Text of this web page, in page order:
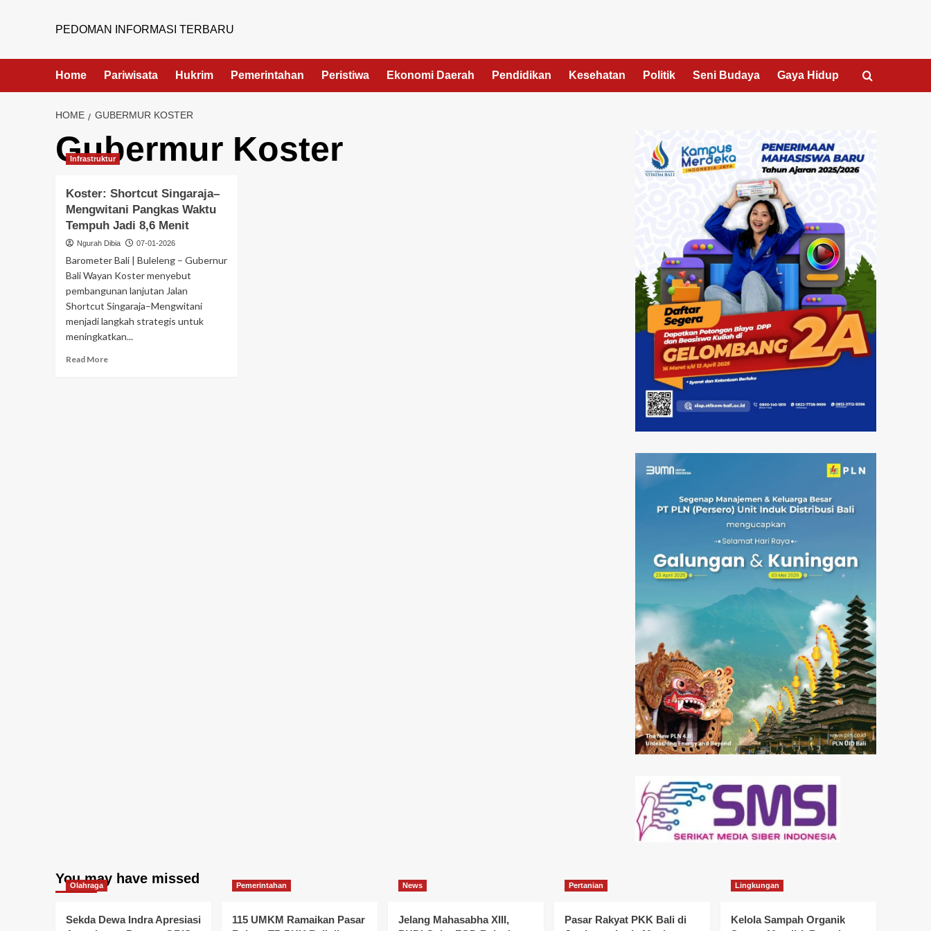
PEDOMAN INFORMASI TERBARU
Home Pariwisata Hukrim Pemerintahan Peristiwa Ekonomi Daerah Pendidikan Kesehatan Politik Seni Budaya Gaya Hidup
HOME GUBERMUR KOSTER
Gubermur Koster
Infrastruktur
Koster: Shortcut Singaraja–
Mengwitani Pangkas Waktu
Tempuh Jadi 8,6 Menit
Ngurah Dibia 07-01-2026
Barometer Bali | Buleleng – Gubernur
Bali Wayan Koster menyebut
pembangunan lanjutan Jalan
Shortcut Singaraja–Mengwitani
menjadi langkah strategis untuk
meningkatkan...
Read More
You may have missed
Olahraga
Sekda Dewa Indra Apresiasi
Pemerintahan
115 UMKM Ramaikan Pasar
News
Jelang Mahasabha XIII,
Pertanian
Pasar Rakyat PKK Bali di
Lingkungan
Kelola Sampah Organik